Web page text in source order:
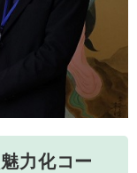
力化コー